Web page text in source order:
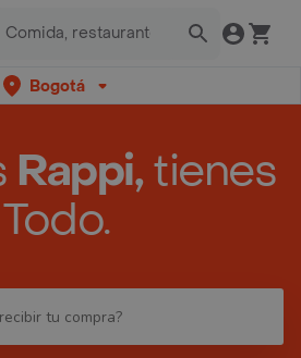
Bogotá
Rappi,tienes
Todo.